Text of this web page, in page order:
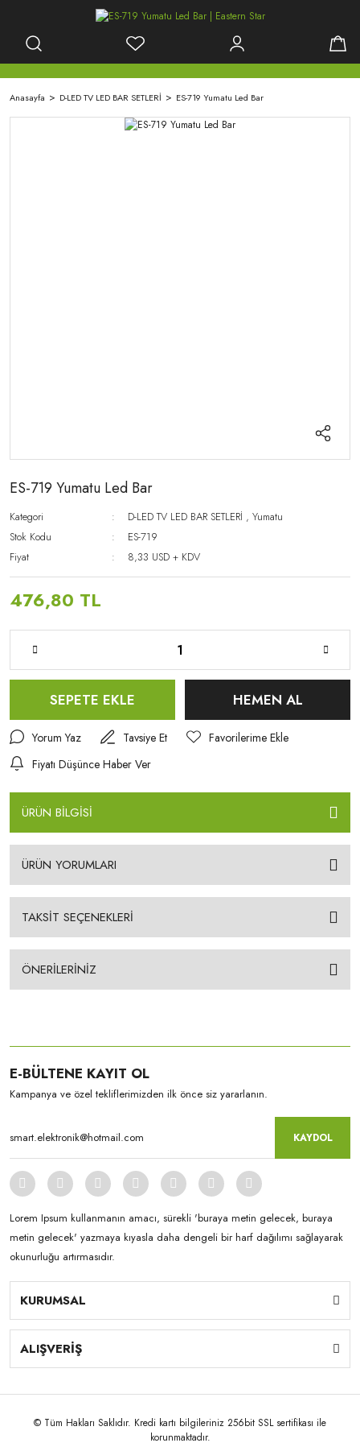
Anasayfa D-LED TV LED BAR SETLERİ ES-719 Yumatu Led Bar
ES-719 Yumatu Led Bar
Kategori D-LED TV LED BAR SETLERİ ,Yumatu
Stok Kodu
ES-719
Fiyat
8,33 USD + KDV
476,80 TL
SEPETE EKLE HEMEN AL
Yorum Yaz
Tavsiye Et
Fiyatı Düşünce Haber Ver
ÜRÜN BİLGİSİ
ÜRÜN YORUMLARI
TAKSİT SEÇENEKLERİ
ÖNERİLERİNİZ
E-BÜLTENE KAYIT OL
Kampanya ve özel tekliflerimizden ilk önce siz yararlanın.
KAYDOL
Lorem Ipsum kullanmanın amacı, sürekli 'buraya metin gelecek, buraya
metin gelecek' yazmaya kıyasla daha dengeli bir harf dağılımı sağlayarak
okunurluğu artırmasıdır.
KURUMSAL
ALIŞVERİŞ
© Tüm Hakları Saklıdır. Kredi kartı bilgileriniz 256bit SSL sertifikası ile
korunmaktadır.